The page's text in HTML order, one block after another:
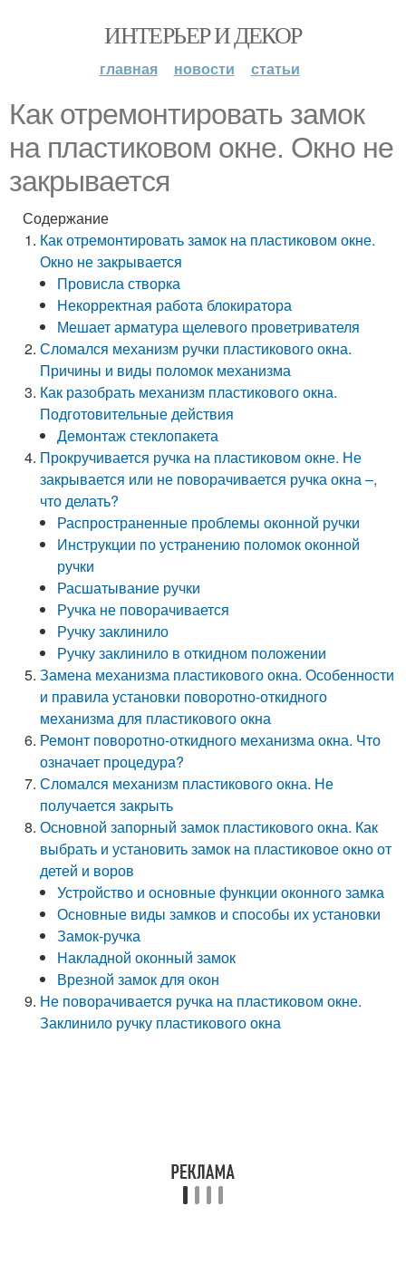
ИНТЕРЬЕР И ДЕКОР
главная новости статьи
Как отремонтировать замок
на пластиковом окне. Окно не
закрывается
Содержание
Как отремонтировать замок на пластиковом окне.
Окно не закрывается
Провисла створка
Некорректная работа блокиратора
Мешает арматура щелевого проветривателя
Сломался механизм ручки пластикового окна.
Причины и виды поломок механизма
Как разобрать механизм пластикового окна.
Подготовительные действия
Демонтаж стеклопакета
Прокручивается ручка на пластиковом окне. Не
закрывается или не поворачивается ручка окна –,
что делать?
Распространенные проблемы оконной ручки
Инструкции по устранению поломок оконной
ручки
Расшатывание ручки
Ручка не поворачивается
Ручку заклинило
Ручку заклинило в откидном положении
Замена механизма пластикового окна. Особенности
и правила установки поворотно-откидного
механизма для пластикового окна
Ремонт поворотно-откидного механизма окна. Что
означает процедура?
Сломался механизм пластикового окна. Не
получается закрыть
Основной запорный замок пластикового окна. Как
выбрать и установить замок на пластиковое окно от
детей и воров
Устройство и основные функции оконного замка
Основные виды замков и способы их установки
Замок-ручка
Накладной оконный замок
Врезной замок для окон
Не поворачивается ручка на пластиковом окне.
Заклинило ручку пластикового окна